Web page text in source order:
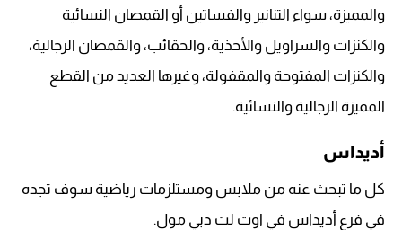
والمميزة، سواء التنانير والفساتين أو القمصان النسائية
والكنزات والسراويل والأحذية، والحقائب، والقمصان الرجالية،
والكنزات المفتوحة والمقفولة، وغيرها العديد من القطع
المميزة الرجالية والنسائية.
أديداس
كل ما تبحث عنه من ملابس ومستلزمات رياضية سوف تجده
في فرع أديداس في اوت لت دبي مول.